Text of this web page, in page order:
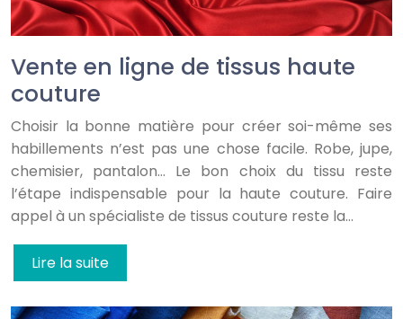
Vente en ligne de tissus haute
couture
Choisir la bonne matière pour créer soi-même ses
habillements n’est pas une chose facile. Robe, jupe,
chemisier, pantalon… Le bon choix du tissu reste
l’étape indispensable pour la haute couture. Faire
appel à un spécialiste de tissus couture reste la…
Lire la suite